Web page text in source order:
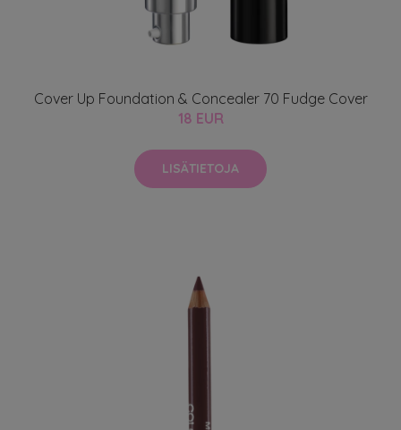
Cover Up Foundation & Concealer 70 Fudge Cover
18 EUR
LISÄTIETOJA